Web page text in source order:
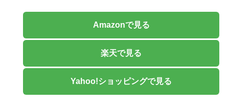
Amazonで見る
楽天で見る
Yahoo!ショッピングで見る